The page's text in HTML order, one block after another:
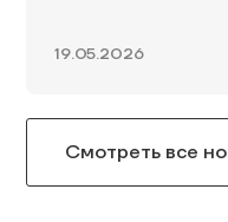
технологии в
19.05.2026
Смотреть все